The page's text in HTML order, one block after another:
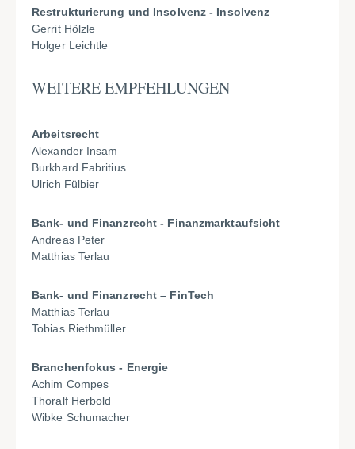
Restrukturierung und Insolvenz - Insolvenz
Gerrit Hölzle
Holger Leichtle
WEITERE EMPFEHLUNGEN
Arbeitsrecht
Alexander Insam
Burkhard Fabritius
Ulrich Fülbier
Bank- und Finanzrecht - Finanzmarktaufsicht
Andreas Peter
Matthias Terlau
Bank- und Finanzrecht – FinTech
Matthias Terlau
Tobias Riethmüller
Branchenfokus - Energie
Achim Compes
Thoralf Herbold
Wibke Schumacher